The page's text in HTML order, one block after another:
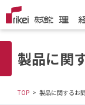
製品に関
TOP 製品に関するお